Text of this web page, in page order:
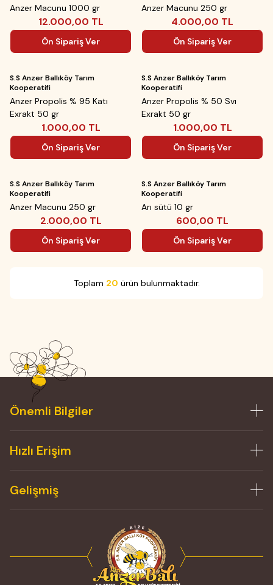
Anzer Macunu 1000 gr
12.000,00 TL
Ön Sipariş Ver
Anzer Macunu 250 gr
4.000,00 TL
Ön Sipariş Ver
Yeni
S.S Anzer Ballıköy Tarım
Kooperatifi
Anzer Propolis % 95 Katı
Exrakt 50 gr
1.000,00 TL
Ön Sipariş Ver
Yeni
S.S Anzer Ballıköy Tarım
Kooperatifi
Anzer Propolis % 50 Svı
Exrakt 50 gr
1.000,00 TL
Ön Sipariş Ver
Yeni
S.S Anzer Ballıköy Tarım
Kooperatifi
Anzer Macunu 250 gr
2.000,00 TL
Ön Sipariş Ver
Yeni
S.S Anzer Ballıköy Tarım
Kooperatifi
Arı sütü 10 gr
600,00 TL
Ön Sipariş Ver
Toplam 20 ürün bulunmaktadır.
Önemli Bilgiler
Hızlı Erişim
Gelişmiş